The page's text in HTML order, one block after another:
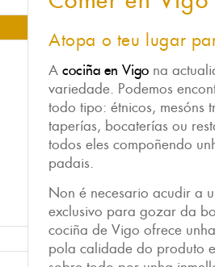
Atopa o teu lugar
A cociña en Vigo na
variedade. Podemos
todo tipo: étnicos, mesóns
taperías, bocaterías ou
todos eles compoñendo
padais.
Non é necesario acudir a
exclusivo para gozar da
cociña de Vigo ofrece
pola calidade do produto